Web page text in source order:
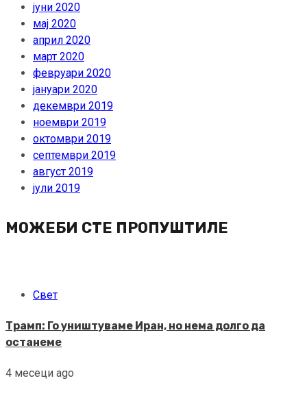
јуни 2020
мај 2020
април 2020
март 2020
февруари 2020
јануари 2020
декември 2019
ноември 2019
октомври 2019
септември 2019
август 2019
јули 2019
МОЖЕБИ СТЕ ПРОПУШТИЛЕ
Свет
Трамп: Го уништуваме Иран, но нема долго да
останеме
4 месеци ago